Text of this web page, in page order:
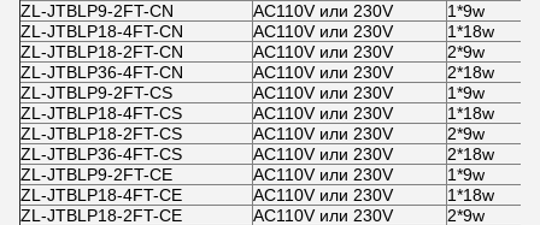
ZL-JTBLP9-2FT-CN
AC110V или 230V
1*9w
ZL-JTBLP18-4FT-CN
AC110V или 230V
1*18w
ZL-JTBLP18-2FT-CN
AC110V или 230V
2*9w
ZL-JTBLP36-4FT-CN
AC110V или 230V
2*18w
ZL-JTBLP9-2FT-CS
AC110V или 230V
1*9w
ZL-JTBLP18-4FT-CS
AC110V или 230V
1*18w
ZL-JTBLP18-2FT-CS
AC110V или 230V
2*9w
ZL-JTBLP36-4FT-CS
AC110V или 230V
2*18w
ZL-JTBLP9-2FT-CE
AC110V или 230V
1*9w
ZL-JTBLP18-4FT-CE
AC110V или 230V
1*18w
ZL-JTBLP18-2FT-CE
AC110V или 230V
2*9w